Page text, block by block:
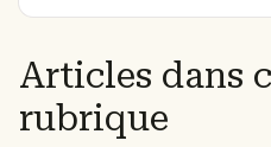
Articles dans
rubrique